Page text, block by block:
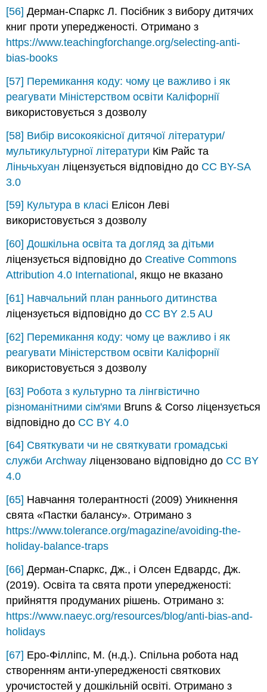
[56] Дерман-Спаркс Л. Посібник з вибору дитячих
книг проти упередженості. Отримано з
https://www.teachingforchange.org/selecting-anti-
bias-books
[57] Перемикання коду: чому це важливо і як
реагувати Міністерством освіти Каліфорнії
використовується з дозволу
[58] Вибір високоякісної дитячої літератури/
мультикультурної літератури Кім Райс та
Ліньчьхуан ліцензується відповідно до CC BY-SA
3.0
[59] Культура в класі Елісон Леві
використовується з дозволу
[60] Дошкільна освіта та догляд за дітьми
ліцензується відповідно до Creative Commons
Attribution 4.0 International , якщо не вказано
[61] Навчальний план раннього дитинства
ліцензується відповідно до CC BY 2.5 AU
[62] Перемикання коду: чому це важливо і як
реагувати Міністерством освіти Каліфорнії
використовується з дозволу
[63] Робота з культурно та лінгвістично
різноманітними сім'ями Bruns & Corso ліцензується
відповідно до CC BY 4.0
[64] Святкувати чи не святкувати громадські
служби Archway ліцензовано відповідно до CC BY
4.0
[65] Навчання толерантності (2009) Уникнення
свята «Пастки балансу». Отримано з
https://www.tolerance.org/magazine/avoiding-the-
holiday-balance-traps
[66] Дерман-Спаркс, Дж., і Олсен Едвардс, Дж.
(2019). Освіта та свята проти упередженості:
прийняття продуманих рішень. Отримано з:
https://www.naeyc.org/resources/blog/anti-bias-and-
holidays
[67] Еро-Філліпс, М. (н.д.). Спільна робота над
створенням анти-упередженості святкових
урочистостей у дошкільній освіті. Отримано з